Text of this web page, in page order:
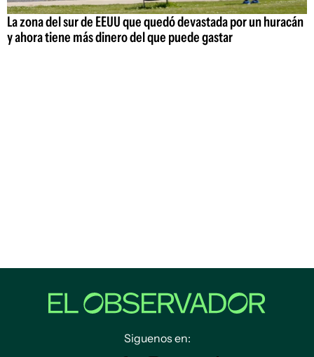
La zona del sur de EEUU que quedó devastada por un huracán
y ahora tiene más dinero del que puede gastar
Siguenos en: